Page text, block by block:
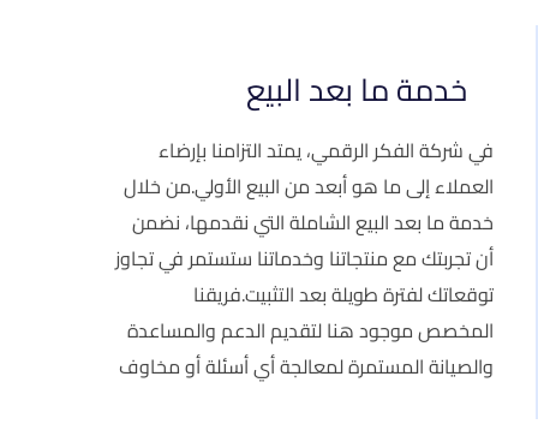
خدمة ما بعد البيع
في شركة الفكر الرقمي، يمتد التزامنا بإرضاء
العملاء إلى ما هو أبعد من البيع الأولي.من خلال
خدمة ما بعد البيع الشاملة التي نقدمها، نضمن
أن تجربتك مع منتجاتنا وخدماتنا ستستمر في تجاوز
توقعاتك لفترة طويلة بعد التثبيت.فريقنا
المخصص موجود هنا لتقديم الدعم والمساعدة
والصيانة المستمرة لمعالجة أي أسئلة أو مخاوف